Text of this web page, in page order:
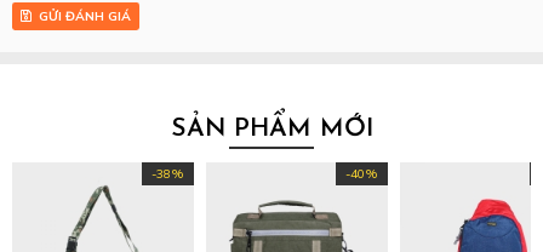
GỬI ĐÁNH GIÁ
SẢN PHẨM MỚI
-38% -40%